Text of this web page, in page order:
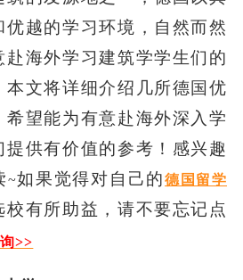
越的学习环境，自然而然
海外学习建筑学学生们的
本文将详细介绍几所德国优
望能为有意赴海外深入学
提供有价值的参考！感兴趣
~如果觉得对自己的德国留学
校有所助益，请不要忘记点
>>